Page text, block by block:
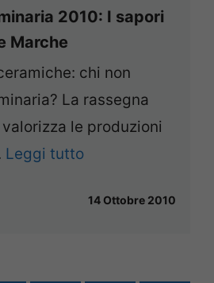
2010: I sapori
Marche
chi non
La rassegna
le produzioni
Leggi tutto
14 Ottobre 2010